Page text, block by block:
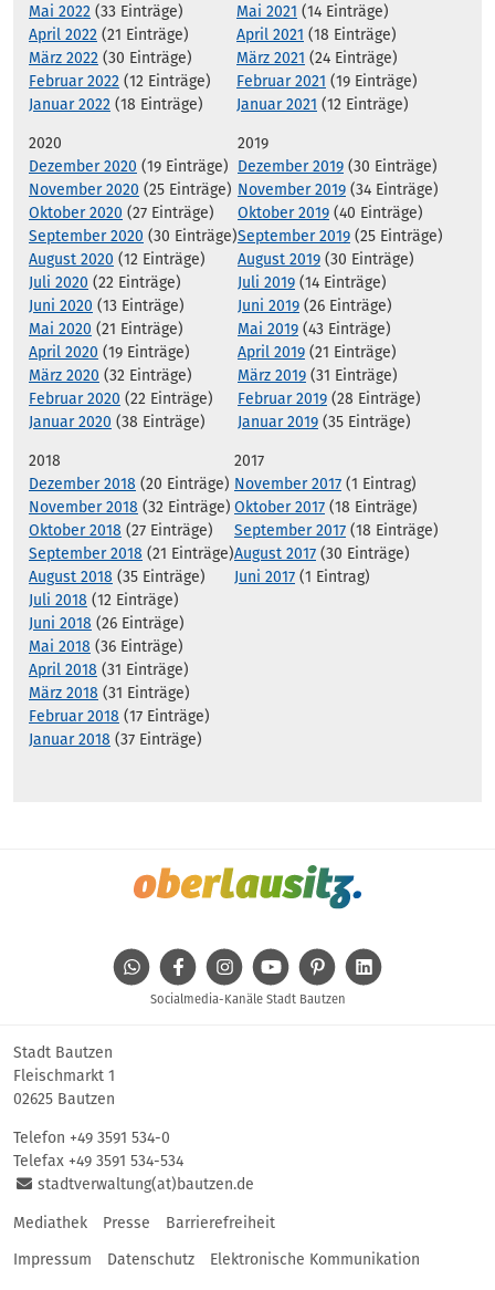
Mai 2022 (33 Einträge)
April 2022 (21 Einträge)
März 2022 (30 Einträge)
Februar 2022 (12 Einträge)
Januar 2022 (18 Einträge)
Mai 2021 (14 Einträge)
April 2021 (18 Einträge)
März 2021 (24 Einträge)
Februar 2021 (19 Einträge)
Januar 2021 (12 Einträge)
2020
Dezember 2020 (19 Einträge)
November 2020 (25 Einträge)
Oktober 2020 (27 Einträge)
September 2020 (30 Einträge)
August 2020 (12 Einträge)
Juli 2020 (22 Einträge)
Juni 2020 (13 Einträge)
Mai 2020 (21 Einträge)
April 2020 (19 Einträge)
März 2020 (32 Einträge)
Februar 2020 (22 Einträge)
Januar 2020 (38 Einträge)
2019
Dezember 2019 (30 Einträge)
November 2019 (34 Einträge)
Oktober 2019 (40 Einträge)
September 2019 (25 Einträge)
August 2019 (30 Einträge)
Juli 2019 (14 Einträge)
Juni 2019 (26 Einträge)
Mai 2019 (43 Einträge)
April 2019 (21 Einträge)
März 2019 (31 Einträge)
Februar 2019 (28 Einträge)
Januar 2019 (35 Einträge)
2018
Dezember 2018 (20 Einträge)
November 2018 (32 Einträge)
Oktober 2018 (27 Einträge)
September 2018 (21 Einträge)
August 2018 (35 Einträge)
Juli 2018 (12 Einträge)
Juni 2018 (26 Einträge)
Mai 2018 (36 Einträge)
April 2018 (31 Einträge)
März 2018 (31 Einträge)
Februar 2018 (17 Einträge)
Januar 2018 (37 Einträge)
2017
November 2017 (1 Eintrag)
Oktober 2017 (18 Einträge)
September 2017 (18 Einträge)
August 2017 (30 Einträge)
Juni 2017 (1 Eintrag)
WhatsAppFacebookInstagramYoutube Pinterest
Socialmedia-Kanäle Stadt Bautzen
Stadt Bautzen
Fleischmarkt 1
02625 Bautzen
Telefon +49 3591 534-0
Telefax +49 3591 534-534
stadtverwaltung(at)bautzen.de
Mediathek Presse
Barrierefreiheit
Impressum
Datenschutz Elektronische Kommunikation